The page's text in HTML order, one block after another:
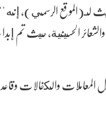
لـ(الموقع الرسمي)،
والكفالات